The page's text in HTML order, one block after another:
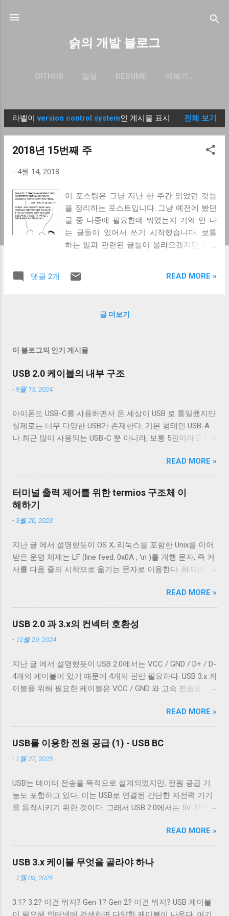
슭의 개발 블로그
GITHUB 일상 RESUME 더보기…
글
라벨이version control system인 게시물 표시 전체 보기
2018년 15번째 주
- 4월 14, 2018
이 포스팅은 그냥 지난 한 주간 읽었던 것들
을 정리하는 포스트입니다. 그냥 예전에 봤던
글 중 나중에 필요한데 뭐였는지 기억 안 나
는 글들이 있어서 쓰기 시작했습니다. 보통
하는 일과 관련된 글들이 올라오겠지만 딱히
있고 몇 년 전에 쓰인 글일 수도 있습니다. 실
유로 크게 두 가지를 든다. 첫 번째로 git의
다. 리모트에 존재하는 상태 로컬 브랜치에
있는 상태 브랜치에 머지되지 않았지만 add
돼 있는 상태 변경은 있지만 add 되지는 않은
이 중에서 내가 수정했던 내용이 어떤 상태인
지 모르는 것이 헷갈리게 하는 첫 번째 이유
다. 하지만 반대로 왜 이렇게 많은 상태를 가
움이 된다. 이것들은 전부 그냥 추가된 것이
아니다. 애초에 git을 처음 만든 사람은 Linus
Torvalds 다. 그의 성격상 쓸모없는 것은 추가
을 써보는 것이다. 쓰다 보면 불편한 부분들
이 자주 생기는데, git에서는 위에서 말한 것
들을 이용해 이를 쉽고 빠르게 해결할 수 있
다. 사람들이 git을 어려워하는 두 번째 이유
들어졌다. 그래서 외우는 수밖에 없다. 하지만
가 어떤 상태와 연관이 있는지를 보는 ...
댓글 2개 READ MORE »
글 더보기
이 블로그의 인기 게시물
USB 2.0 케이블의 내부 구조
- 9월 15, 2024
아이폰도 USB-C를 사용하면서 온 세상이 USB 로 통일됐지만
실제로는 너무 다양한 USB가 존재한다. 기본 형태인 USB-A
나 최근 많이 사용되는 USB-C 뿐 아니라, 보통 5핀이라고 불
그래도 컨넥터는 모양이 다르기 때문에 쉽게 구분할 수 있는
데 케이블은 답이 없다. 겉으로는 똑같아 보이는 케이블이라
도 어떤 케이블은 데이터 통신이 안 되고 어떤 케이블은 데이
터 통신이 가능하다. 이런 차이는 케이블 내부 구성에 따라 발
생한다. 이번 글에서는 USB 2.0 케이블의 내부를 통해 USB 케
이블에 대해 자세히 알아보겠다. Micro-B 케이블의 편조 차폐
2.0 케이블의 피복을 벗겨낸 것이다. 절연체 아래로 금속 선이
있는 것을 알 수 있다. 이 선들은 금속 선이지만 전선은 아니
다. 이 선은 전자기 차폐를 목적으로 들어간 금속 선이다. 실
는 두 종류의 차폐가 사용됐다. 하나는 얇은 금속 호일이고,
다른 하나는 얇은 도체의 가닥으로 이루어져 있다. 전자는 보
통 호일 차폐(Foil Shielding)라고 부르고 후자는 편조 차폐
다. 보통 편조 차폐가 저주파수 전자기파를 차단하는 것에 효
과적이고, 호일 차폐가 고주파수 전자기파를 차단하는 데 효
과적이다. USB 3.0의 고속 전송 케이블은 이 두 차폐를 사용하
항이다. 하지만 어지간한 싸구려 케이블을 쓰지 않는 한 요즘
이블이 ...
READ MORE »
터미널 출력 제어를 위한 termios 구조체 이
해하기
-3월 20, 2023
지난 글 에서 설명했듯이 OS X, 리눅스를 포함한 Unix를 이어
받은 운영 체제는 LF (line feed, 0x0A , \n )를 개행 문자, 즉 커
서를 다음 줄의 시작으로 옮기는 문자로 이용한다. 하지만 표
커서를 줄의 처음으로 이동하지 않는다. 파일을 항상 운영 체
제에 종속적인 애플리케이션을 통해서만 접근한다면 표준과
다른 동작은 문제되지 않는다. 하지만 파일과 입출력의 구분
이 없는 유닉스 계열에서 파일과 프로세스의 입출력이 상호
작용할 때 이 차이는 문제될 수 있다. 이 차이를 다루기 위해
하기 위한 플래그가 POSIX.1 표준이 정의 하는 termios 구조
체의 c_oflag 다. c_oflag 는 터미널이 받은 문자를 출력하기
전에 어떤 후처리를 할지에 대한 플래그다. c_oflag에서 가장
말지에 대한 플래그로 OPOST 가 꺼져있으면 다른 플래그와
상관없이 터미널은 받은 문자열을 그대로 보여준다. 이 플래
그를 끄는 경우는 거의 없다. 하지만 터미널을 텍스트를 보여
서 원하는대로 동작할 수 있게 해주는 플래그는 ONLCR 이다.
ONLCR 이 켜져 있으면 터미널은 출력을 해석할 때 NL 을
CRNL 로 해석한다. 즉, Unix에서도 ONLCR 이 꺼져있다면, LF
위치의 다음 줄로 이동한다. Unix 계열 운영 체제에서 윈도우
할 수 있다. 이외에도 구형 Mac OS 처럼 동작하게 해주는
OCRNL 플래그나 탭문자( 0x09 , \t )를...
READ MORE »
USB 2.0 과 3.x의 컨넥터 호환성
- 12월 29, 2024
지난 글 에서 설명했듯이 USB 2.0에서는 VCC / GND / D+ / D-
4개의 케이블이 있기 때문에 4개의 핀만 필요하다. USB 3.x 케
이블을 위해 필요한 케이블은 VCC / GND 와 고속 전송을 위
에 대한 자세한 설명은 다음 기회에 하도록 하겠다.) 그리고
혹시 차폐에 쌓여있을 수 있는 노이즈를 접지로 보내 안전하
게 제거하기 위한 GND_DRAIN 케이블까지 총 7개의 케이블
이 사용된다. 이 중 VCC 와 GND 는 USB 2.0에서 사용하는 선
과 공유하기 때문에 새로운 5개의 선이 더 필요하다. 이미지
결하기 위해 USB 3.0 표준은 새로운 모양의 Type B 컨넥터를
도입했다. 기존 Type B 컨넥터는 4개의 핀만을 가지고 있고
확장할 수 없는 구조로 돼있기 때문이다. 따라서 Type B 컨넥
USB 3.0 케이블인지 쉽게 구분할 수 있다. 하지만 Type A 컨넥
터나 Type C 컨넥터는 상황이 다르다. 상하 대칭으로 24개의
핀을 가져 최대 12개의 선을 연결할 수 있는 Type C 컨넥터는
야 한다. 그렇지 않으면 다음과 같이 Type C - Type C 케이블
이지만 최대 전송 속도가 480 Mbps인 케이블을 만나게 된다.
READ MORE »
USB를 이용한 전원 공급 (1) - USB BC
- 1월 27, 2025
USB는 데이터 전송을 목적으로 설계되었지만, 전원 공급 기
능도 포함하고 있다. 이는 USB로 연결된 간단한 저전력 기기
를 동작시키기 위한 것이다. 그래서 USB 2.0에서는 5V 전압과
가능하다. 하지만 이 스펙은 어디까지나 USB를 통한 데이터
통신을 하는 데 필요한 디바이스를 동작시키기 위함이지,
USB를 전원 공급을 위해 이용하려는 목적은 아니었다. 따라
서 저전력 기기가 아닌 외장 하드 같은 디바이스는 별도의 전
원 공급을 필요로 했고, USB를 통한 전원 충전은 USB가 본래
지만 iPod을 비롯한 많은 MP3 플레이어나 PMP 플레이어들
READ MORE »
USB 3.x 케이블 무엇을 골라야 하나
- 1월 05, 2025
3.1? 3.2? 이건 뭐지? Gen 1? Gen 2? 이건 뭐지? USB 케이블